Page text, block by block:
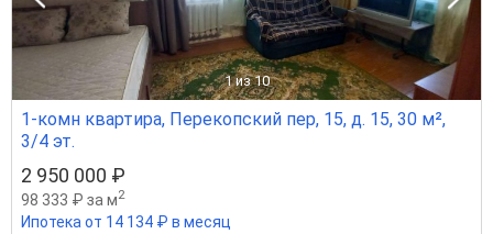
1 из 10
1-комн квартира, Перекопский пер, 15, д. 15, 30 м²,
3/4 эт.
2 950 000 ₽
98 333 ₽ за м2
Ипотека от 14 134 ₽ в месяц